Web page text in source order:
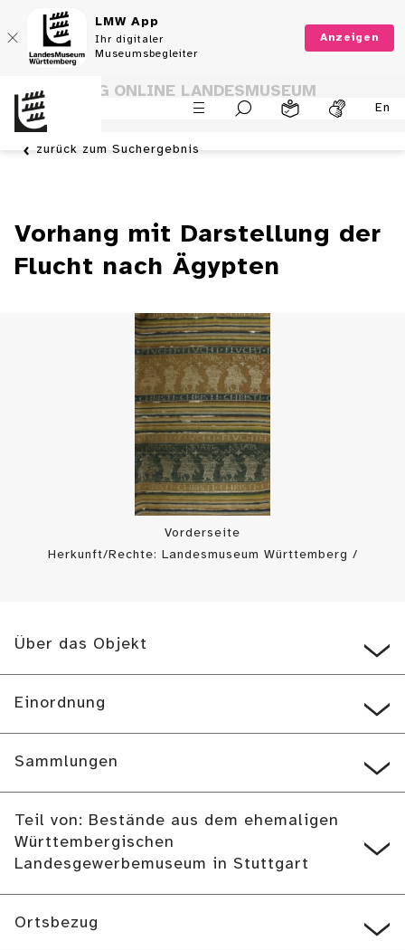
LMW App
Ihr digitaler
Museumsbegleiter
Anzeigen
En
SAMMLUNG ONLINE LANDESMUSEUM
WÜRTTEMBERG
zurück zum Suchergebnis
Vorhang mit Darstellung der
Flucht nach Ägypten
Vorderseite
Herkunft/Rechte: Landesmuseum Württemberg /
Über das Objekt
Einordnung
Sammlungen
Teil von: Bestände aus dem ehemaligen
Württembergischen
Landesgewerbemuseum in Stuttgart
Ortsbezug